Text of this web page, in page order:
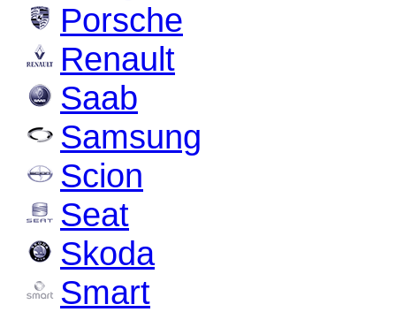
Porsche
Renault
Saab
Samsung
Scion
Seat
Skoda
Smart